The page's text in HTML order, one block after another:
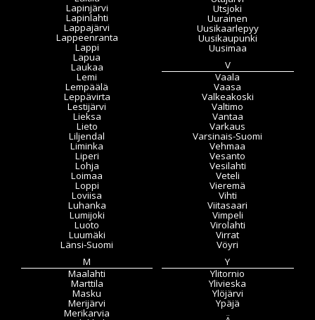
Lapinjärvi
Lapinlahti
Lappajärvi
Lappeenranta
Lappi
Lapua
Laukaa
Lemi
Lempäälä
Leppävirta
Lestijärvi
Lieksa
Lieto
Liljendal
Liminka
Liperi
Lohja
Loimaa
Loppi
Loviisa
Luhanka
Lumijoki
Luoto
Luumäki
Länsi-Suomi
M
Maalahti
Marttila
Masku
Merijärvi
Merikarvia
Utsjoki
Uurainen
Uusikaarlepyy
Uusikaupunki
Uusimaa
V
Vaala
Vaasa
Valkeakoski
Valtimo
Vantaa
Varkaus
Varsinais-Suomi
Vehmaa
Vesanto
Vesilahti
Veteli
Vieremä
Vihti
Viitasaari
Vimpeli
Virolahti
Virrat
Vöyri
Y
Ylitornio
Ylivieska
Ylöjärvi
Ypäjä